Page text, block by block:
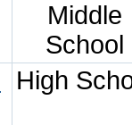
Middle
School
High